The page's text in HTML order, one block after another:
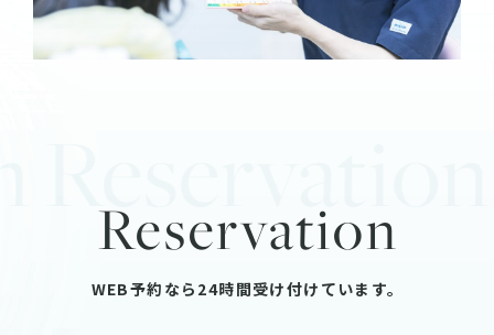
Reservation
WEB予約なら24時間受け付けています。